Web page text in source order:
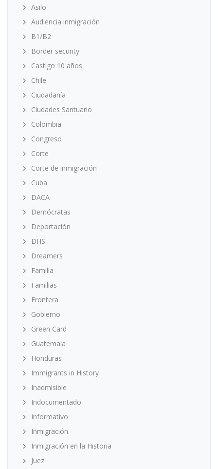
Asilo
Audiencia inmigración
B1/B2
Border security
Castigo 10 años
Chile
Ciudadanía
Ciudades Santuario
Colombia
Congreso
Corte
Corte de inmigración
Cuba
DACA
Demócratas
Deportación
DHS
Dreamers
Familia
Familias
Frontera
Gobierno
Green Card
Guatemala
Honduras
Immigrants in History
Inadmisible
Indocumentado
Informativo
Inmigración
Inmigración en la Historia
Juez